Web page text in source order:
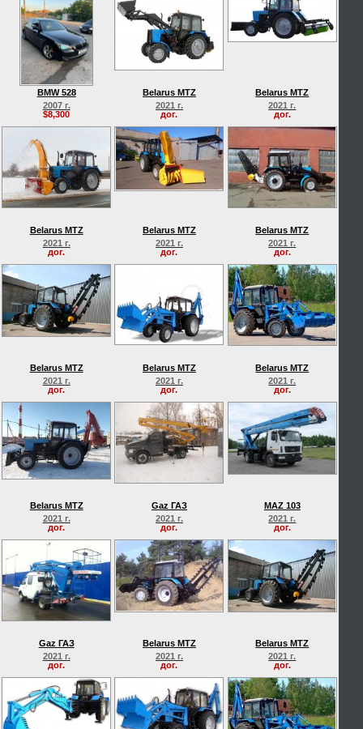
BMW 528
2007 г.
$8,300
Belarus MTZ
2021 г.
дог.
Belarus MTZ
2021 г.
дог.
Belarus MTZ
2021 г.
дог.
Belarus MTZ
2021 г.
дог.
Belarus MTZ
2021 г.
дог.
Belarus MTZ
2021 г.
дог.
Belarus MTZ
2021 г.
дог.
Belarus MTZ
2021 г.
дог.
Belarus MTZ
2021 г.
дог.
Gaz ГАЗ
2021 г.
дог.
MAZ 103
2021 г.
дог.
Gaz ГАЗ
2021 г.
дог.
Belarus MTZ
2021 г.
дог.
Belarus MTZ
2021 г.
дог.